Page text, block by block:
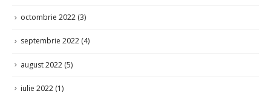
octombrie 2022 (3)
septembrie 2022 (4)
august 2022 (5)
iulie 2022 (1)